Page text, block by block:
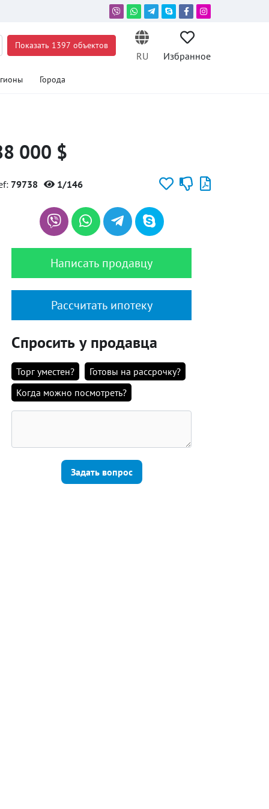
Показать 1397 объектов
RU Избранное
Города
000 $
79738 1/146
Написать продавцу
Рассчитать ипотеку
Спросить у продавца
Торг уместен?
Готовы на рассрочку?
Когда можно посмотреть?
Задать вопрос